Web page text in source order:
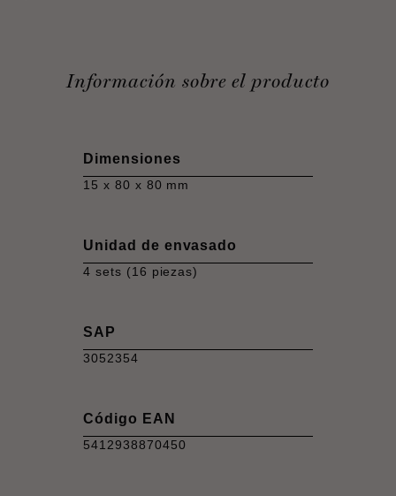
Información sobre el producto
Dimensiones
15 x 80 x 80 mm
Unidad de envasado
4 sets (16 piezas)
SAP
3052354
Código EAN
5412938870450